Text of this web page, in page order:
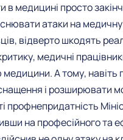
в медицині просто
атаки на
відверто шкодять
медичні
А тому, навіть
і розширювати
профнепридатність
на професійного та